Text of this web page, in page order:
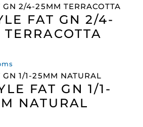
FAT GN 2/4-
FAT GN 1/1-
NATURAL